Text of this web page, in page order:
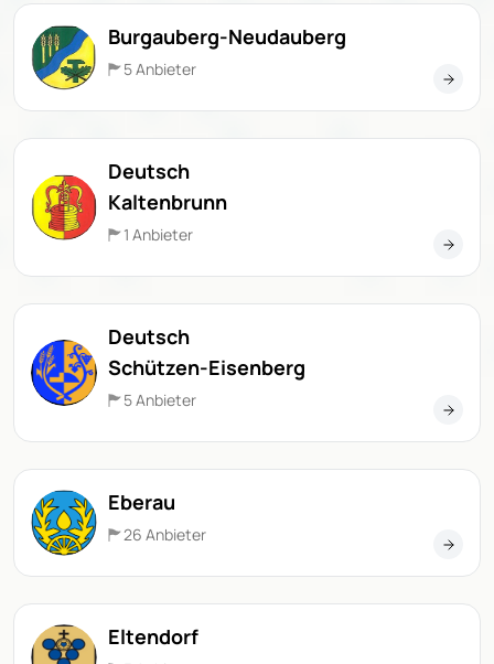
Burgauberg-Neudauberg
5 Anbieter
Deutsch
Kaltenbrunn
1 Anbieter
Deutsch
Schützen-Eisenberg
5 Anbieter
Eberau
26 Anbieter
Eltendorf